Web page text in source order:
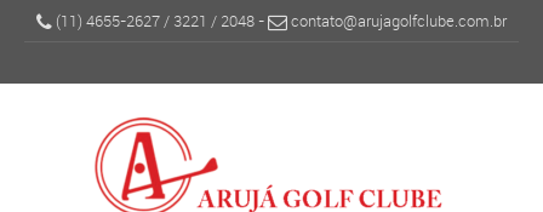
(11) 4655-2627/ 3221 / 2048- contato@arujagolfclube.com.br